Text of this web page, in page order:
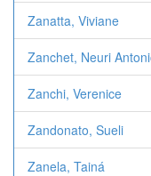
Zanatta, Viviane
Zanchet, Neuri
Zanchi, Verenice
Zandonato, Sueli
Zanela, Tainá